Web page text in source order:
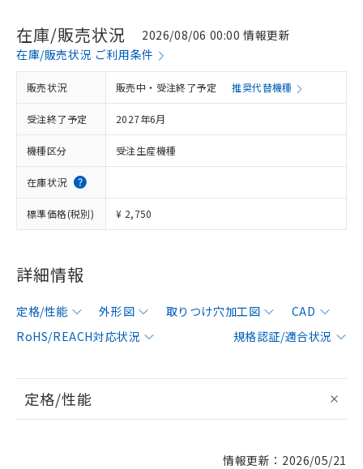
在庫/販売状況
2026/08/06 00:00 情報更新
在庫/販売状況 ご利用条件
販売状況 販売中・受注終了予定 推奨代替機種
受注終了予定 2027年6月
機種区分 受注生産機種
在庫状況
標準価格(税別) ¥ 2,750
詳細情報
定格/性能 外形図 取りつけ穴加工図
CAD
RoHS/REACH対応状況
規格認証/適合状況
定格/性能
情報更新：2026/05/21